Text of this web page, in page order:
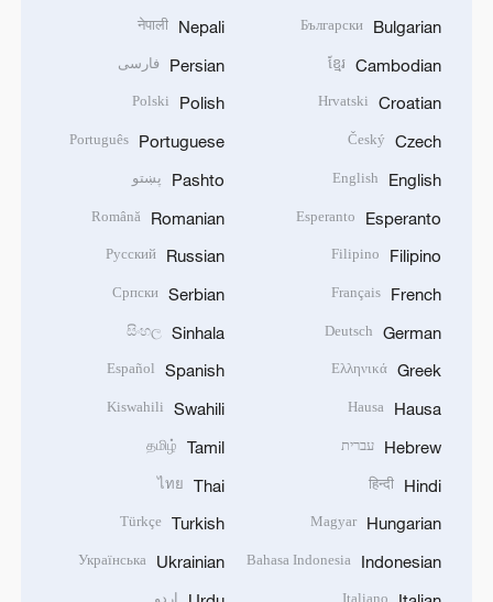
Bulgarian
Български
Cambodian
ខ្មែរ
Croatian
Hrvatski
Czech
Český
English
English
Esperanto
Esperanto
Filipino
Filipino
French
Français
German
Deutsch
Greek
Ελληνικά
Hausa
Hausa
Hebrew עברית
Hindi
हिन्दी
Hungarian
Magyar
Indonesian
Bahasa Indonesia
Nepali
नेपाली
Persian فارسی
Polish
Polski
Portuguese
Português
Pashto پښتو
Romanian
Română
Russian
Русский
Serbian
Српски
Sinhala
සිංහල
Spanish
Español
Swahili
Kiswahili
Tamil
தமிழ்
Thai
ไทย
Turkish
Türkçe
Ukrainian
Українська